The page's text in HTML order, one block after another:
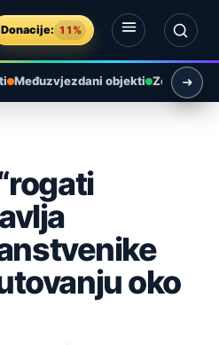
Donacije: 11%
Međuzvjezdani objekti Zemlja i
oko